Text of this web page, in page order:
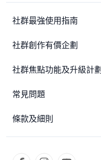
社群最強使用指南
社群創作有價企劃
社群焦點功能及升級計劃
常見問題
條款及細則